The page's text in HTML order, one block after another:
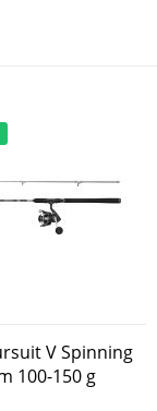
V Spinning
100-150 g